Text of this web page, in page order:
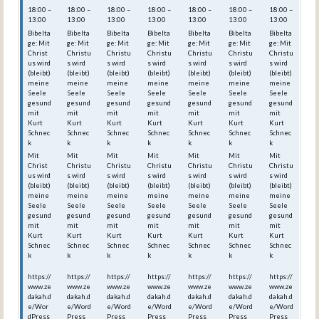
18:00 –
13:00
Bibelta
ge: Mit
Christ
us wird
(bleibt)
meine
Seele
gesund
mit
Kurt
Schnec
k
Mit
Christ
us wird
(bleibt)
meine
Seele
gesund
mit
Kurt
Schnec
k
https://
www.ze
dakah.d
e/Wor
dPress
18:00 –
13:00
Bibelta
ge: Mit
Christu
s wird
(bleibt)
meine
Seele
gesund
mit
Kurt
Schnec
k
Mit
Christu
s wird
(bleibt)
meine
Seele
gesund
mit
Kurt
Schnec
k
https://
www.ze
dakah.d
e/Word
Press_
18:00 –
13:00
Bibelta
ge: Mit
Christu
s wird
(bleibt)
meine
Seele
gesund
mit
Kurt
Schnec
k
Mit
Christu
s wird
(bleibt)
meine
Seele
gesund
mit
Kurt
Schnec
k
https://
www.ze
dakah.d
e/Word
Press_
18:00 –
13:00
Bibelta
ge: Mit
Christu
s wird
(bleibt)
meine
Seele
gesund
mit
Kurt
Schnec
k
Mit
Christu
s wird
(bleibt)
meine
Seele
gesund
mit
Kurt
Schnec
k
https://
www.ze
dakah.d
e/Word
Press_
18:00 –
13:00
Bibelta
ge: Mit
Christu
s wird
(bleibt)
meine
Seele
gesund
mit
Kurt
Schnec
k
Mit
Christu
s wird
(bleibt)
meine
Seele
gesund
mit
Kurt
Schnec
k
https://
www.ze
dakah.d
e/Word
Press_
18:00 –
13:00
Bibelta
ge: Mit
Christu
s wird
(bleibt)
meine
Seele
gesund
mit
Kurt
Schnec
k
Mit
Christu
s wird
(bleibt)
meine
Seele
gesund
mit
Kurt
Schnec
k
https://
www.ze
dakah.d
e/Word
Press_
18:00 –
13:00
Bibelta
ge: Mit
Christu
s wird
(bleibt)
meine
Seele
gesund
mit
Kurt
Schnec
k
Mit
Christu
s wird
(bleibt)
meine
Seele
gesund
mit
Kurt
Schnec
k
https://
www.ze
dakah.d
e/Word
Press_